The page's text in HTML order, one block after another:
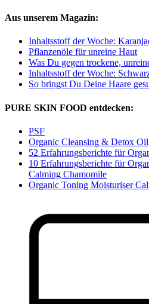
Aus unserem Magazin:
Inhaltsstoff der Woche:
Pflanzenöle für unreine Haut
Was Du gegen trockene,
Inhaltsstoff der Woche:
So bringst Du Deine Haare
PURE SKIN FOOD entdecken:
PSF
Organic Cleansing & Detox Oil
52 Erfahrungsberichte für
10 Erfahrungsberichte für
Calming Chamomile
Organic Toning Moisturiser